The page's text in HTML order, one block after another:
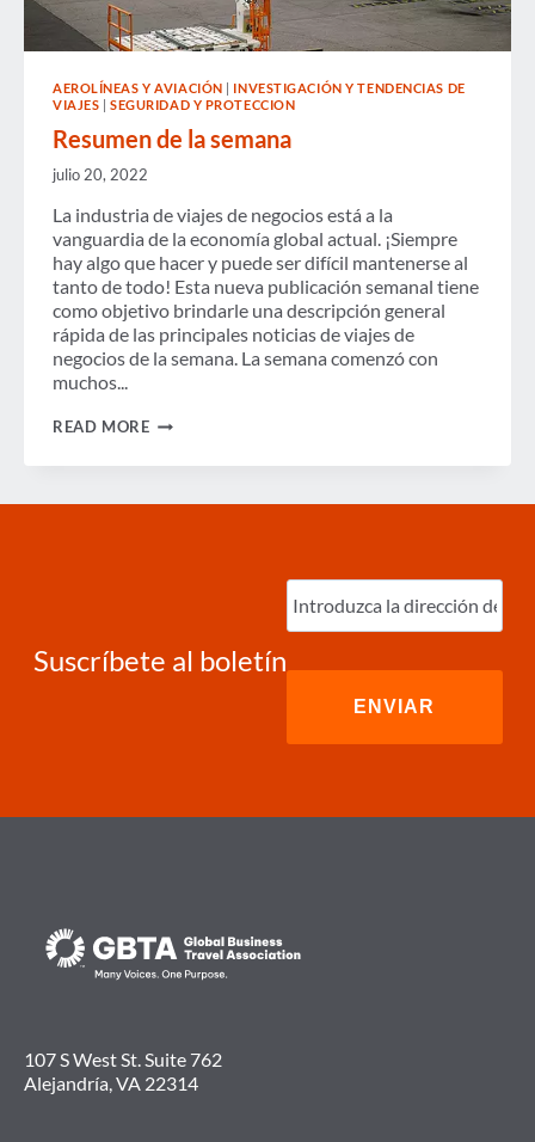
AEROLÍNEAS Y AVIACIÓN | INVESTIGACIÓN Y TENDENCIAS DE
VIAJES |SEGURIDAD Y PROTECCION
Resumen de la semana
julio 20, 2022
La industria de viajes de negocios está a la
vanguardia de la economía global actual. ¡Siempre
hay algo que hacer y puede ser difícil mantenerse al
tanto de todo! Esta nueva publicación semanal tiene
como objetivo brindarle una descripción general
rápida de las principales noticias de viajes de
negocios de la semana. La semana comenzó con
muchos...
READ MORERESUMEN
Suscríbete al boletín
Ingrese
correo
electrónico
107 S West St. Suite 762
Alejandría, VA 22314